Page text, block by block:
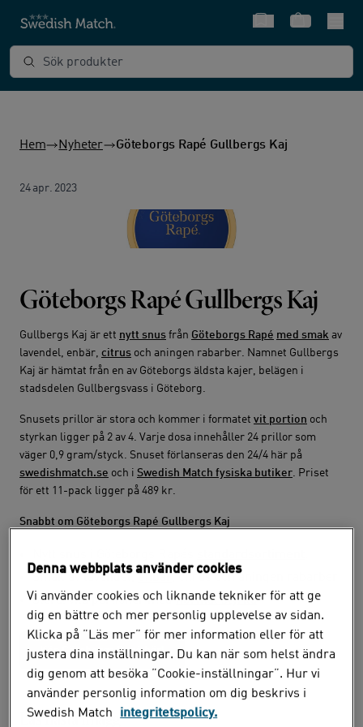
SnabbvalVarukorg
Sök produkter
Hem Nyheter Göteborgs Rapé Gullbergs Kaj
24 apr. 2023
Göteborgs Rapé Gullbergs Kaj
Gullbergs Kaj är ett nytt snus från Göteborgs Rapé med smak av
lavendel, enbär, citrus och aningen rabarber. Namnet Gullbergs
Kaj är hämtat från en av Göteborgs äldsta kajer, belägen i
stadsdelen Gullbergsvass i Göteborg.
Snusets prillor är stora och kommer i formatet vit portion och
styrkan ligger på 2 av 4. Varje dosa innehåller 24 prillor som
väger 0,9 gram/styck. Snuset förlanseras den 24/4 här på
swedishmatch.se och i Swedish Match fysiska butiker. Priset
för ett 11-pack ligger på 489 kr.
Snabbt om Göteborgs Rapé Gullbergs Kaj
Smak av lavendel,enbär , citrus och aningen rabarber
Stora, vita portioner mednormal styrka
Köp Göteborgs Rapé här!
Läs nästa inlägg
Denna webbplats använder cookies
Vi använder cookies och liknande tekniker för att ge
dig en bättre och mer personlig upplevelse av sidan.
Klicka på ”Läs mer” för mer information eller för att
justera dina inställningar. Du kan när som helst ändra
dig genom att besöka ”Cookie-inställningar”. Hur vi
använder personlig information om dig beskrivs i
Swedish Match
integritetspolicy.